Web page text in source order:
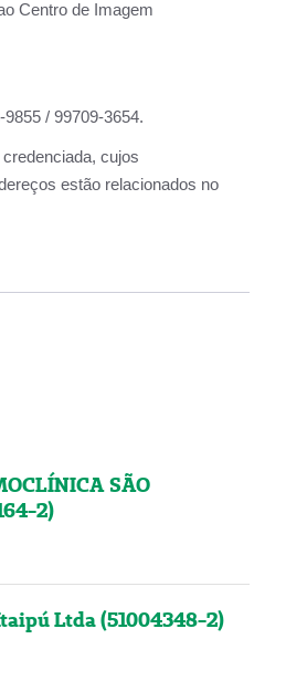
Centro de Imagem
9855 / 99709-3654.
cujos
estão relacionados no
SÃO
2)
Ltda (51004348-2)